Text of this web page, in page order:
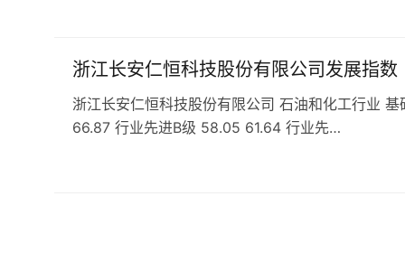
浙江长安仁恒科技股份有限公司发展指数
浙江长安仁恒科技股份有限公司 石油和化工行业
66.87 行业先进B级 58.05 61.64 行业先…